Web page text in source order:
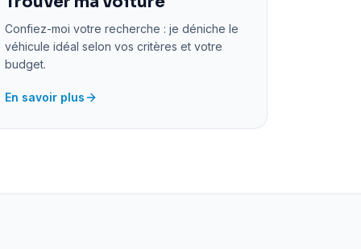
Confiez-moi votre recherche : je déniche le
véhicule idéal selon vos critères et votre
budget.
En savoir plus